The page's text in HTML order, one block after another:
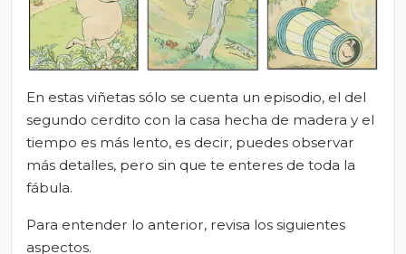
En estas viñetas sólo se cuenta un episodio, el del
segundo cerdito con la casa hecha de madera y el
tiempo es más lento, es decir, puedes observar
más detalles, pero sin que te enteres de toda la
fábula.
Para entender lo anterior, revisa los siguientes
aspectos.